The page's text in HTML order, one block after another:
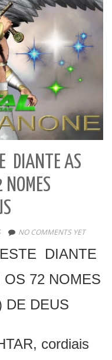
DIANTE AS
NO COMMENTS YET
DIANTE
72 NOMES
DE DEUS
cordiais